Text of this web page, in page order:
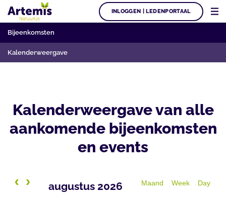
INLOGGEN | LEDENPORTAAL
Bijeenkomsten
Kalenderweergave
Kalenderweergave van alle
aankomende bijeenkomsten
en events
Maand Week Day
augustus 2026